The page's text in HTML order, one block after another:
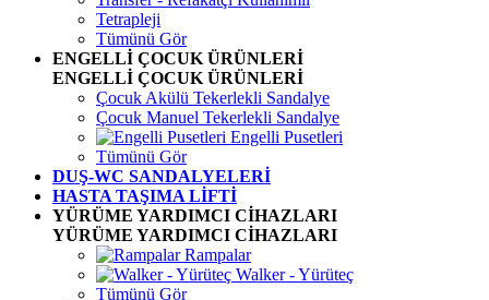
Tetrapleji
Tümünü Gör
ENGELLİ ÇOCUK ÜRÜNLERİ
ENGELLİ ÇOCUK ÜRÜNLERİ
Çocuk Akülü Tekerlekli Sandalye
Çocuk Manuel Tekerlekli Sandalye
Engelli Pusetleri
Tümünü Gör
DUŞ-WC SANDALYELERİ
HASTA TAŞIMA LİFTİ
YÜRÜME YARDIMCI CİHAZLARI
YÜRÜME YARDIMCI CİHAZLARI
Rampalar
Walker - Yürüteç
Tümünü Gör